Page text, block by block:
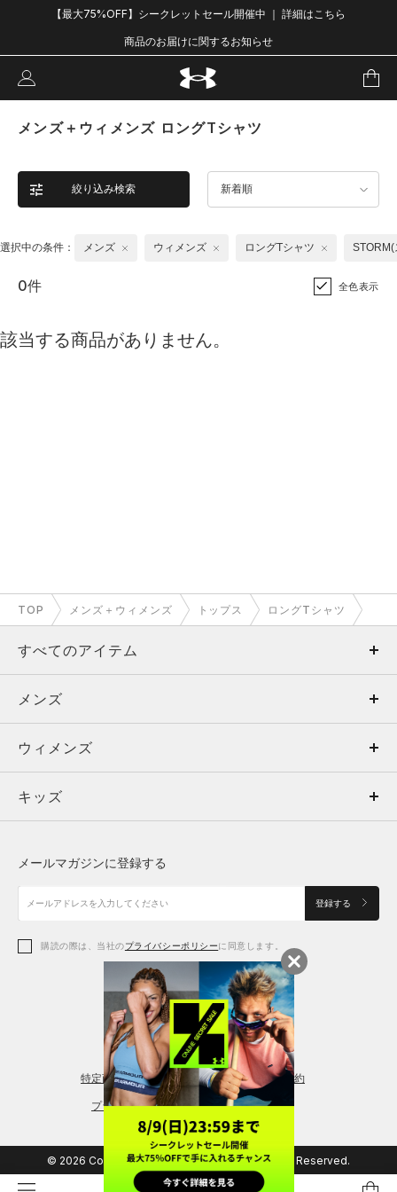
【最大75%OFF】シークレットセール開催中 ｜ 詳細はこちら
商品のお届けに関するお知らせ
メンズ＋ウィメンズ ロングTシャツ
絞り込み検索 新着順
選択中の条件： メンズ ウィメンズ ロングTシャツ
0件 全色表示
該当する商品がありません。
TOP メンズ＋ウィメンズ トップス ロングTシャツ
すべてのアイテム
メンズ
ウィメンズ
キッズ
アクセサリー
メンズ
トップス
ボトムス
アクセサリー
ウィメンズ
トップス
シューズ
アクセサリー
レギンス＆タイツ
キッズ
シューズ
メールマガジンに登録する
登録する
購読の際は、当社のプライバシーポリシーに同意します。
特定商取引法に基づく通販の表記 会員規約
プライバシーポリシー
© 2026 Copyright DOME Corporation. All Rights Reserved.